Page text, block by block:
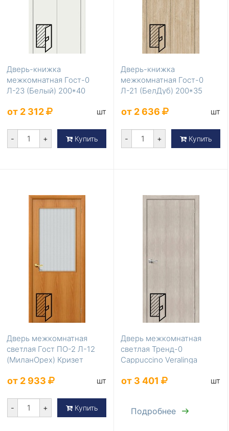
Дверь-книжка
межкомнатная Гост-0
Л-23 (Белый) 200*40
от 2 312 шт
- + Купить
Дверь-книжка
межкомнатная Гост-0
Л-21 (БелДуб) 200*35
от 2 636 шт
- + Купить
Дверь межкомнатная
светлая Гост ПО-2 Л-12
(МиланОрех) Кризет
от 2 933 шт
- + Купить
Дверь межкомнатная
светлая Тренд-0
Cappuccino Veralinga
от 3 401 шт
Подробнее